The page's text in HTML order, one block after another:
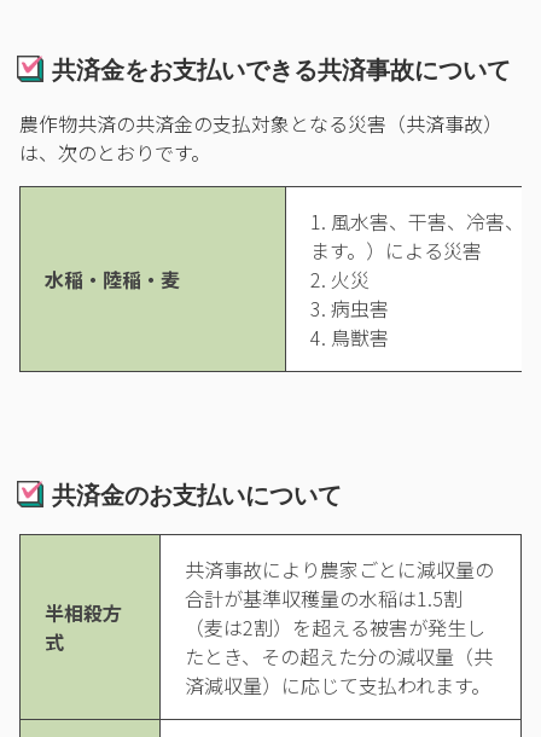
共済金をお支払いできる共済事故について
農作物共済の共済金の支払対象となる災害（共済事故）
は、次のとおりです。
水稲・陸稲・麦
1. 風水害、干害、冷害、
ます。）による災害
2. 火災
3. 病虫害
4. 鳥獣害
共済金のお支払いについて
半相殺方
式
共済事故により農家ごとに減収量の
合計が基準収穫量の水稲は1.5割
（麦は2割）を超える被害が発生し
たとき、その超えた分の減収量（共
済減収量）に応じて支払われます。